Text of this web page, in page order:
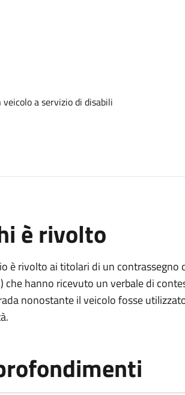
a servizio di disabili
è rivolto
è rivolto ai titolari di un
che hanno ricevuto un verbale di
nonostante il veicolo fosse